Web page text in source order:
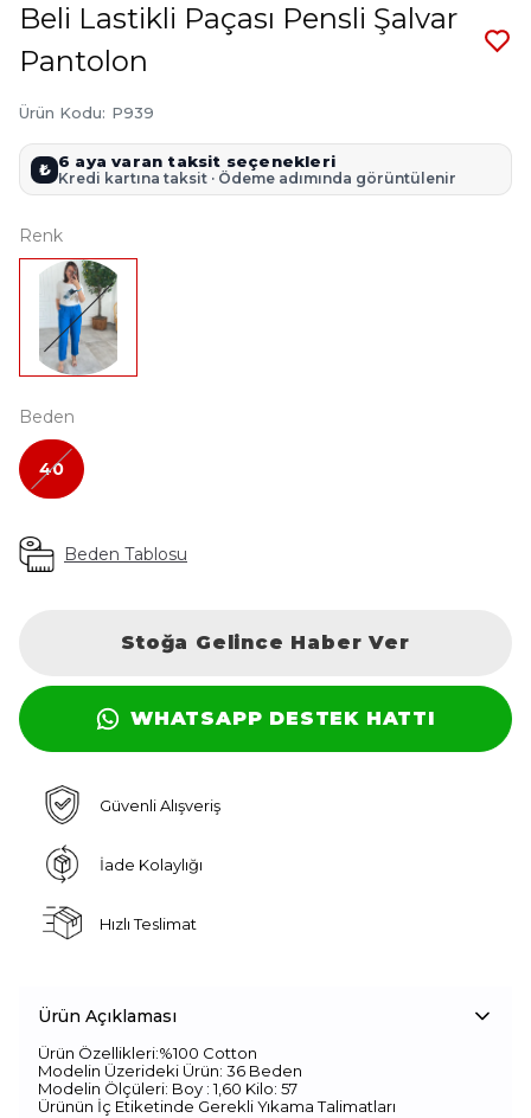
Beli Lastikli Paçası Pensli Şalvar
Pantolon
Ürün Kodu: P939
₺ 6 aya varan taksit seçenekleri
Kredi kartına taksit · Ödeme adımında görüntülenir
Renk
Beden
40
Beden Tablosu
Stoğa Gelince Haber Ver
WHATSAPP DESTEK HATTI
Güvenli Alışveriş
İade Kolaylığı
Hızlı Teslimat
Ürün Açıklaması
Ürün Özellikleri:%100 Cotton
Modelin Üzerideki Ürün: 36 Beden
Modelin Ölçüleri: Boy : 1,60 Kilo: 57
Ürünün İç Etiketinde Gerekli Yıkama Talimatları